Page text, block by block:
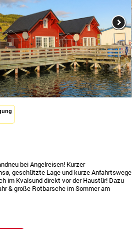
Next
bei Angelreisen! Kurzer
geschützte Lage und kurze Anfahrtswege
im Kvalsund direkt vor der Haustür! Dazu
& große Rotbarsche im Sommer am